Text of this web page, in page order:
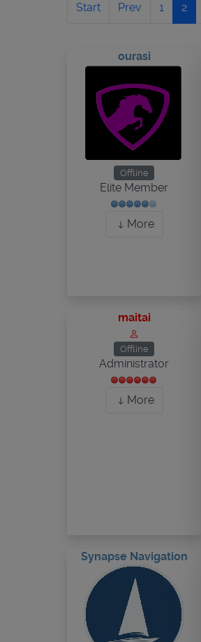
Start Prev 1 2
ourasi
Offline
Elite Member
More
maitai
Offline
Administrator
More
Synapse Navigation